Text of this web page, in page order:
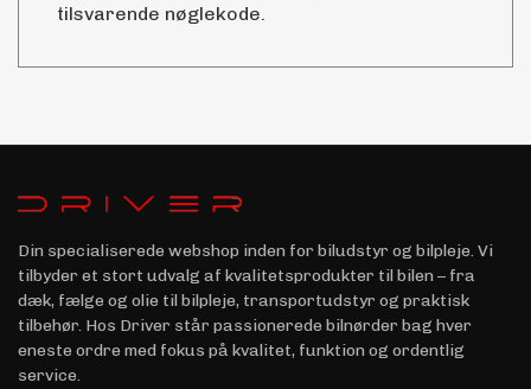
tilsvarende nøglekode.
Din specialiserede webshop inden for biludstyr og bilpleje. Vi
tilbyder et stort udvalg af kvalitetsprodukter til bilen – fra
dæk, fælge og olie til bilpleje, transportudstyr og praktisk
tilbehør. Hos Driver står passionerede bilnørder bag hver
eneste ordre med fokus på kvalitet, funktion og ordentlig
service.